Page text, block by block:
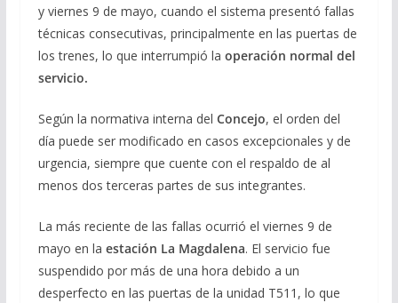
y viernes 9 de mayo, cuando el sistema presentó fallas
técnicas consecutivas, principalmente en las puertas de
los trenes, lo que interrumpió la operación normal del
servicio.
Según la normativa interna del Concejo, el orden del
día puede ser modificado en casos excepcionales y de
urgencia, siempre que cuente con el respaldo de al
menos dos terceras partes de sus integrantes.
La más reciente de las fallas ocurrió el viernes 9 de
mayo en la estación La Magdalena. El servicio fue
suspendido por más de una hora debido a un
desperfecto en las puertas de la unidad T511, lo que